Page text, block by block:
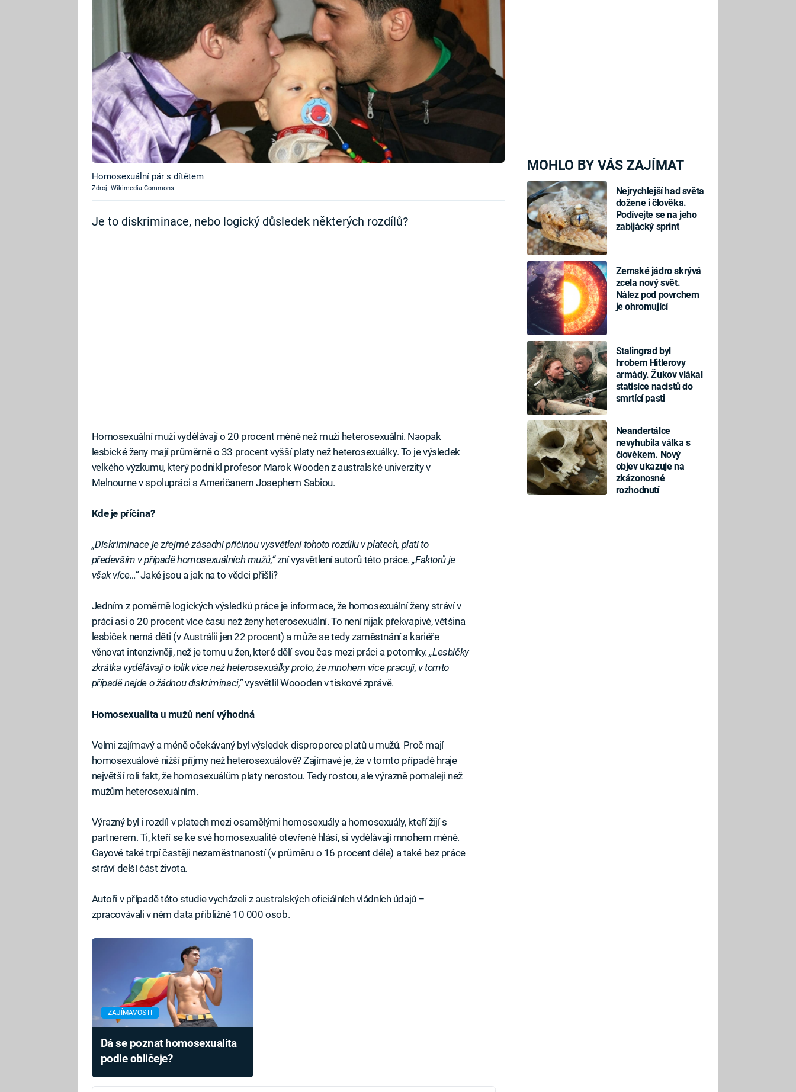
MOHLO BY VÁS ZAJÍMAT
Nejrychlejší had světa
dožene i člověka.
Podívejte se na jeho
zabijácký sprint
Zemské jádro skrývá
zcela nový svět.
Nález pod povrchem
je ohromující
Stalingrad byl
hrobem Hitlerovy
armády. Žukov vlákal
statisíce nacistů do
smrtící pasti
Neandertálce
nevyhubila válka s
člověkem. Nový
objev ukazuje na
zkázonosné
rozhodnutí
Homosexuální pár s dítětem
Zdroj: Wikimedia Commons
Je to diskriminace, nebo logický důsledek některých rozdílů?
Homosexuální muži vydělávají o 20 procent méně než muži heterosexuální. Naopak
lesbické ženy mají průměrně o 33 procent vyšší platy než heterosexuálky. To je výsledek
velkého výzkumu, který podnikl profesor Marok Wooden z australské univerzity v
Melnourne v spolupráci s Američanem Josephem Sabiou.
Kde je příčina?
„Diskriminace je zřejmě zásadní příčinou vysvětlení tohoto rozdílu v platech, platí to
především v případě homosexuálních mužů,“zní vysvětlení autorů této práce. „Faktorů je
však více…“Jaké jsou a jak na to vědci přišli?
Jedním z poměrně logických výsledků práce je informace, že homosexuální ženy stráví v
práci asi o 20 procent více času než ženy heterosexuální. To není nijak překvapivé, většina
lesbiček nemá děti (v Austrálii jen 22 procent) a může se tedy zaměstnání a kariéře
věnovat intenzivněji, než je tomu u žen, které dělí svou čas mezi práci a potomky.„Lesbičky
zkrátka vydělávají o tolik více než heterosexuálky proto, že mnohem více pracují, v tomto
případě nejde o žádnou diskriminaci,“vysvětlil Woooden v tiskové zprávě.
Homosexualita u mužů není výhodná
Velmi zajímavý a méně očekávaný byl výsledek disproporce platů u mužů. Proč mají
homosexuálové nižší příjmy než heterosexuálové? Zajímavé je, že v tomto případě hraje
největší roli fakt, že homosexuálům platy nerostou. Tedy rostou, ale výrazně pomaleji než
mužům heterosexuálním.
Výrazný byl i rozdíl v platech mezi osamělými homosexuály a homosexuály, kteří žijí s
partnerem. Ti, kteří se ke své homosexualitě otevřeně hlásí, si vydělávají mnohem méně.
Gayové také trpí častěji nezaměstnaností (v průměru o 16 procent déle) a také bez práce
stráví delší část života.
Autoři v případě této studie vycházeli z australských oficiálních vládních údajů –
zpracovávali v něm data přibližně 10 000 osob.
ZAJÍMAVOSTI
Dá se poznat homosexualita
podle obličeje?